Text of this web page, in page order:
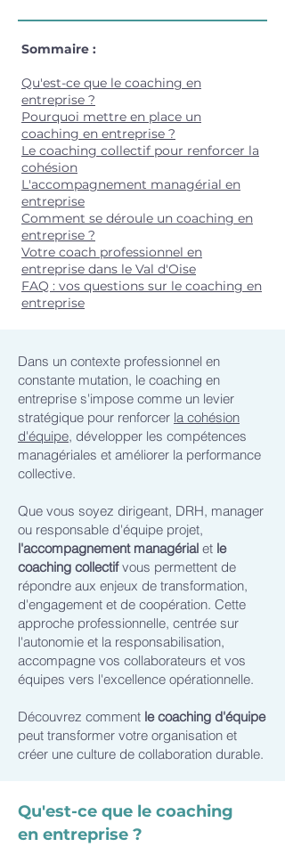
Sommaire :
Qu'est-ce que le coaching en
entreprise ?
Pourquoi mettre en place un
coaching en entreprise ?
Le coaching collectif pour renforcer la
cohésion
L'accompagnement managérial en
entreprise
Comment se déroule un coaching en
entreprise ?
Votre coach professionnel en
entreprise dans le Val d'Oise
FAQ : vos questions sur le coaching en
entreprise
Dans un contexte professionnel en
constante mutation, le coaching en
entreprise s'impose comme un levier
stratégique pour renforcer la cohésion
d'équipe, développer les compétences
managériales et améliorer la performance
collective.
Que vous soyez dirigeant, DRH, manager
ou responsable d'équipe projet,
l'accompagnement managérial et le
coaching collectifvous permettent de
répondre aux enjeux de transformation,
d'engagement et de coopération. Cette
approche professionnelle, centrée sur
l'autonomie et la responsabilisation,
accompagne vos collaborateurs et vos
équipes vers l'excellence opérationnelle.
Découvrez comment le coaching d'équipe
peut transformer votre organisation et
créer une culture de collaboration durable.
Qu'est-ce que le coaching
en entreprise ?